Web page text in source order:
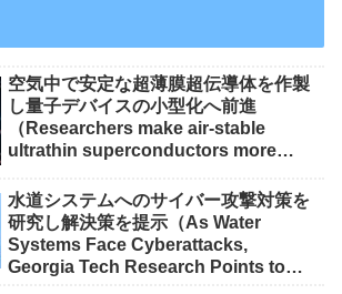
空気中で安定な超薄膜超伝導体を作製
し量子デバイスの小型化へ前進
（Researchers make air-stable
ultrathin superconductors more
水道システムへのサイバー攻撃対策を
研究し解決策を提示（As Water
Systems Face Cyberattacks,
Georgia Tech Research Points to